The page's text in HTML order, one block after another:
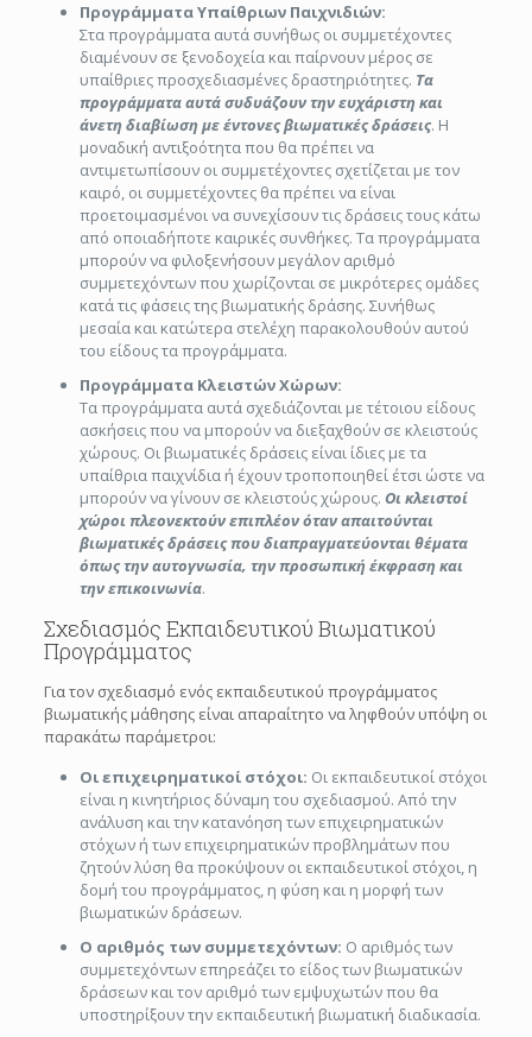
Προγράμματα Υπαίθριων Παιχνιδιών:
Στα προγράμματα αυτά συνήθως οι συμμετέχοντες
διαμένουν σε ξενοδοχεία και παίρνουν μέρος σε
υπαίθριες προσχεδιασμένες δραστηριότητες. Τα
προγράμματα αυτά συδυάζουν την ευχάριστη και
άνετη διαβίωση με έντονες βιωματικές δράσεις. Η
μοναδική αντιξοότητα που θα πρέπει να
αντιμετωπίσουν οι συμμετέχοντες σχετίζεται με τον
καιρό, οι συμμετέχοντες θα πρέπει να είναι
προετοιμασμένοι να συνεχίσουν τις δράσεις τους κάτω
από οποιαδήποτε καιρικές συνθήκες. Τα προγράμματα
μπορούν να φιλοξενήσουν μεγάλον αριθμό
συμμετεχόντων που χωρίζονται σε μικρότερες ομάδες
κατά τις φάσεις της βιωματικής δράσης. Συνήθως
μεσαία και κατώτερα στελέχη παρακολουθούν αυτού
του είδους τα προγράμματα.
Προγράμματα Κλειστών Χώρων:
Τα προγράμματα αυτά σχεδιάζονται με τέτοιου είδους
ασκήσεις που να μπορούν να διεξαχθούν σε κλειστούς
χώρους. Οι βιωματικές δράσεις είναι ίδιες με τα
υπαίθρια παιχνίδια ή έχουν τροποποιηθεί έτσι ώστε να
μπορούν να γίνουν σε κλειστούς χώρους. Οι κλειστοί
χώροι πλεονεκτούν επιπλέον όταν απαιτούνται
βιωματικές δράσεις που διαπραγματεύονται θέματα
όπως την αυτογνωσία, την προσωπική έκφραση και
την επικοινωνία.
Σχεδιασμός Εκπαιδευτικού Βιωματικού
Προγράμματος
Για τον σχεδιασμό ενός εκπαιδευτικού προγράμματος
βιωματικής μάθησης είναι απαραίτητο να ληφθούν υπόψη οι
παρακάτω παράμετροι:
Οι επιχειρηματικοί στόχοι: Οι εκπαιδευτικοί στόχοι
είναι η κινητήριος δύναμη του σχεδιασμού. Από την
ανάλυση και την κατανόηση των επιχειρηματικών
στόχων ή των επιχειρηματικών προβλημάτων που
ζητούν λύση θα προκύψουν οι εκπαιδευτικοί στόχοι, η
δομή του προγράμματος, η φύση και η μορφή των
βιωματικών δράσεων.
Ο αριθμός των συμμετεχόντων: Ο αριθμός των
συμμετεχόντων επηρεάζει το είδος των βιωματικών
δράσεων και τον αριθμό των εμψυχωτών που θα
υποστηρίξουν την εκπαιδευτική βιωματική διαδικασία.